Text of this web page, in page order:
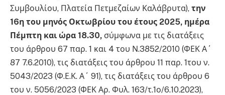
Συμβουλίου, Πλατεία Πετμεζαίων Καλάβρυτα), την
16η του μηνός Οκτωβρίου του έτους 2025, ημέρα
Πέμπτη και ώρα 18.30, σύμφωνα με τις διατάξεις
του άρθρου 67 παρ. 1 και 4 του Ν.3852/2010 (ΦΕΚ Α΄
87 7.6.2010), τις διατάξεις του άρθρου 11 παρ. 1του ν.
5043/2023 (Φ.Ε.Κ. Α΄ 91), τις διατάξεις του άρθρου 6
του ν. 5056/2023 (ΦΕΚ Αρ. Φυλ. 163/τ.1ο/6.10.2023),